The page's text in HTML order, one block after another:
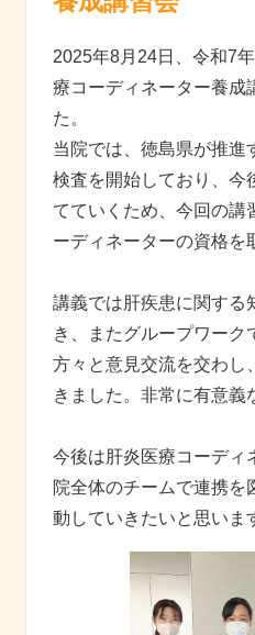
2025年8月24日、令和7
療コーディネーター養成
た。
当院では、徳島県が推進
検査を開始しており、今
てていくため、今回の講
ーディネーターの資格を
講義では肝疾患に関する
き、またグループワーク
方々と意見交流を交わし
きました。非常に有意義
今後は肝炎医療コーディ
院全体のチームで連携を
動していきたいと思いま